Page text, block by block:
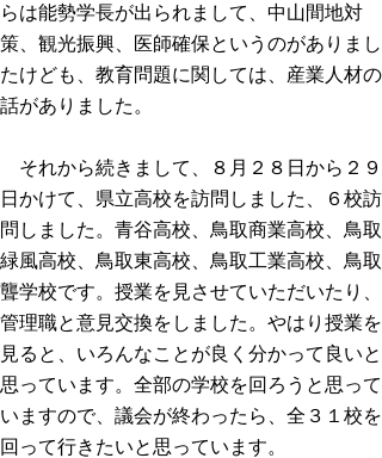
らは能勢学長が出られまして、中山間地対
策、観光振興、医師確保というのがありまし
たけども、教育問題に関しては、産業人材の
話がありました。
それから続きまして、８月２８日から２９
日かけて、県立高校を訪問しました、６校訪
問しました。青谷高校、鳥取商業高校、鳥取
緑風高校、鳥取東高校、鳥取工業高校、鳥取
聾学校です。授業を見させていただいたり、
管理職と意見交換をしました。やはり授業を
見ると、いろんなことが良く分かって良いと
思っています。全部の学校を回ろうと思って
いますので、議会が終わったら、全３１校を
回って行きたいと思っています。